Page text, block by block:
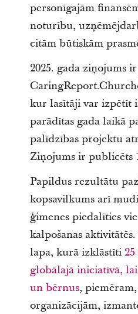
personīgajām
noturību,
citām būtiskām
2025. gada ziņojums
kur lasītāji var izpētīt
parādītas gada laikā
palīdzības projektu
Ziņojums ir publicēts
Papildus rezultātu
kopsavilkums arī
ģimenes piedalīties
kalpošanas
lapa, kurā izklāstīti
globālajā iniciatīvā,
un bērnus,
organizācijām,